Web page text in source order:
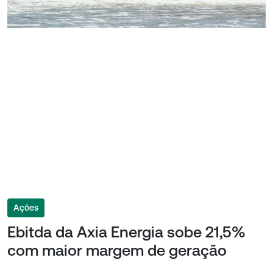
Ações
Ebitda da Axia Energia sobe 21,5%
com maior margem de geração